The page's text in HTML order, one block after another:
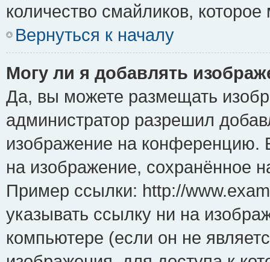
количество смайликов,
Вернуться к началу
Могу ли я добавлять
Да, вы можете размещать
администратор разрешил
изображение на конференцию.
на изображение, сохранённое
Пример ссылки: http://
указывать ссылку ни на
компьютере (если он не